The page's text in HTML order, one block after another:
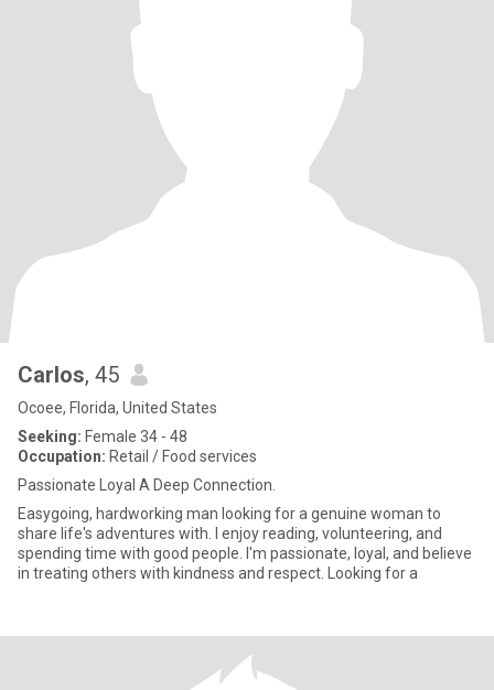
Carlos, 45
Ocoee, Florida, United States
Seeking: Female 34 - 48
Occupation: Retail / Food services
Passionate Loyal A Deep Connection.
Easygoing, hardworking man looking for a genuine woman to
share life's adventures with. I enjoy reading, volunteering, and
spending time with good people. I'm passionate, loyal, and believe
in treating others with kindness and respect. Looking for a